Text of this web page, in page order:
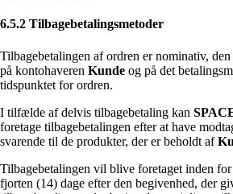
6.5.2 Tilbagebetalingsmetoder
Tilbagebetalingen af ordren er nominativ,
på kontohaveren Kunde og på det
tidspunktet for ordren.
I tilfælde af delvis tilbagebetaling kan
foretage tilbagebetalingen efter at have
svarende til de produkter, der er beholdt af
Tilbagebetalingen vil blive foretaget inden
fjorten (14) dage efter den begivenhed, der